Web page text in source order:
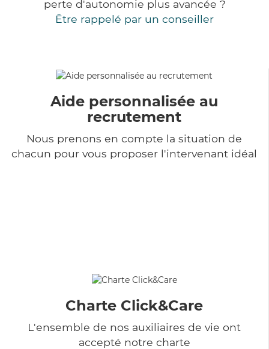
perte d'autonomie plus avancée ?
Être rappelé par un conseiller
Aide personnalisée au
recrutement
Nous prenons en compte la situation de
chacun pour vous proposer l'intervenant idéal
Charte Click&Care
L'ensemble de nos auxiliaires de vie ont
accepté notre charte